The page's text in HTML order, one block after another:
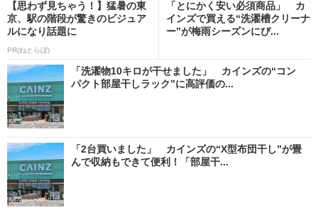
【思わず見ちゃう！】猛暑の東
京、駅の階段が驚きのビジュア
ルになり話題に
PR(ねとらぼ)
「とにかく安い必須商品」 カ
インズで買える“洗濯槽クリーナ
ー”が梅雨シーズンにぴ...
「洗濯物10キロが干せました」 カインズの“コン
パクト部屋干しラック”に高評価の...
「2台買いました」 カインズの“X型布団干し”が畳
んで収納もできて便利！「部屋干...